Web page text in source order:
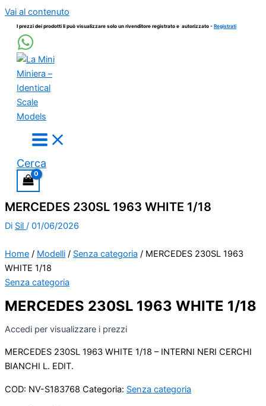
Vai al contenuto
I prezzi dei prodotti li può visualizzare solo un rivenditore registrato e autorizzato - Registrati
Cerca
MERCEDES 230SL 1963 WHITE 1/18
Di Sil / 01/06/2026
Home / Modelli / Senza categoria / MERCEDES 230SL 1963
WHITE 1/18
Senza categoria
MERCEDES 230SL 1963 WHITE 1/18
Accedi per visualizzare i prezzi
MERCEDES 230SL 1963 WHITE 1/18 – INTERNI NERI CERCHI
BIANCHI L. EDIT.
COD: NV-S183768 Categoria: Senza categoria